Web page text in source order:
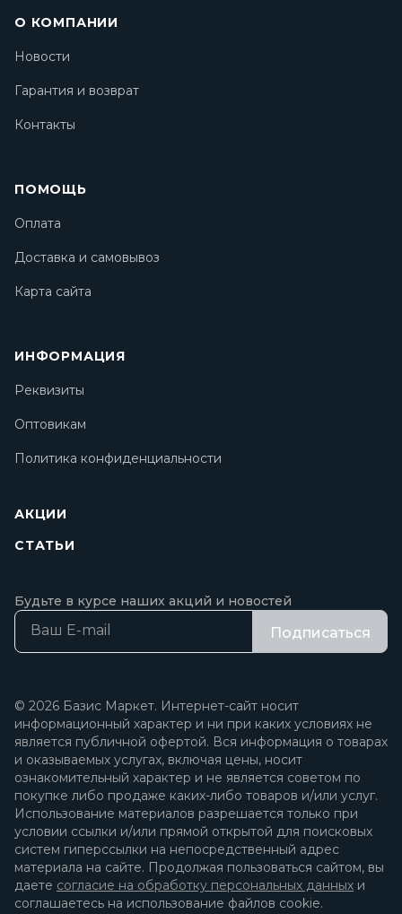
О КОМПАНИИ
Новости
Гарантия и возврат
Контакты
ПОМОЩЬ
Оплата
Доставка и самовывоз
Карта сайта
ИНФОРМАЦИЯ
Реквизиты
Оптовикам
Политика конфиденциальности
АКЦИИ
СТАТЬИ
Будьте в курсе наших акций и новостей
Подписаться
© 2026 Базис Маркет. Интернет-сайт носит
информационный характер и ни при каких условиях не
является публичной офертой. Вся информация о товарах
и оказываемых услугах, включая цены, носит
ознакомительный характер и не является советом по
покупке либо продаже каких-либо товаров и/или услуг.
Использование материалов разрешается только при
условии ссылки и/или прямой открытой для поисковых
систем гиперссылки на непосредственный адрес
материала на сайте. Продолжая пользоваться сайтом, вы
даете согласие на обработку персональных данных и
соглашаетесь на использование файлов cookie.